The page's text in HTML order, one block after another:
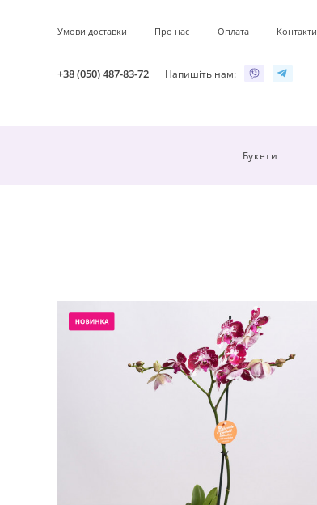
Умови доставки Про нас Оплата Контакти
+38 (050) 487-83-72 Напишіть нам:
Букети